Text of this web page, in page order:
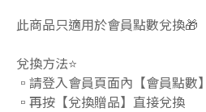
此商品只適用於會員點數兌換🎁
兌換方法⭐️
▫️請登入會員頁面內【會員點數】
▫️再按【兌換贈品】直接兌換